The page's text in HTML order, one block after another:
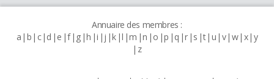
Annuaire des membres :
a b c d e f g h i j k l m n o p q r s t u v w x y
z